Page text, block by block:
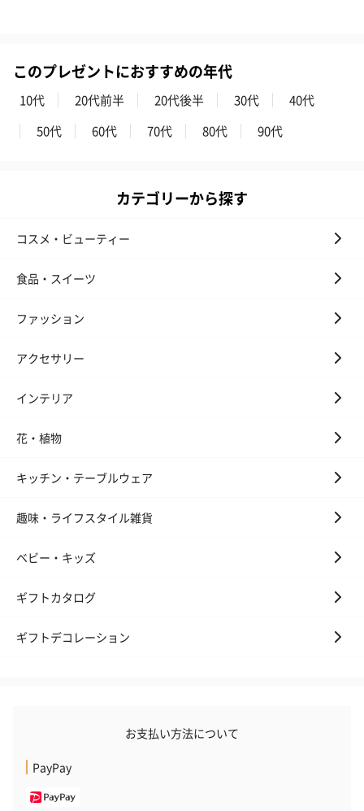
このプレゼントにおすすめの年代
10代 20代前半 20代後半 30代
40代
50代
60代 70代 80代 90代
カテゴリーから探す
コスメ・ビューティー
食品・スイーツ
ファッション
アクセサリー
インテリア
花・植物
キッチン・テーブルウェア
趣味・ライフスタイル雑貨
ベビー・キッズ
ギフトカタログ
ギフトデコレーション
お支払い方法について
PayPay